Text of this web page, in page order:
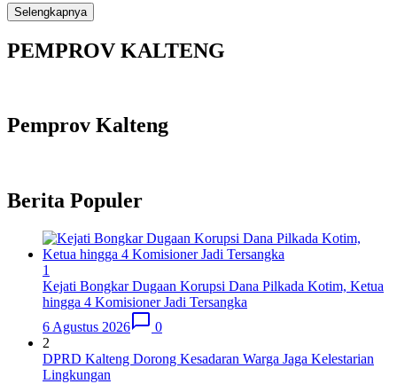
Selengkapnya
PEMPROV KALTENG
Pemprov Kalteng
Berita Populer
1
Kejati Bongkar Dugaan Korupsi Dana Pilkada Kotim, Ketua
hingga 4 Komisioner Jadi Tersangka
6 Agustus 2026
0
2
DPRD Kalteng Dorong Kesadaran Warga Jaga Kelestarian
Lingkungan